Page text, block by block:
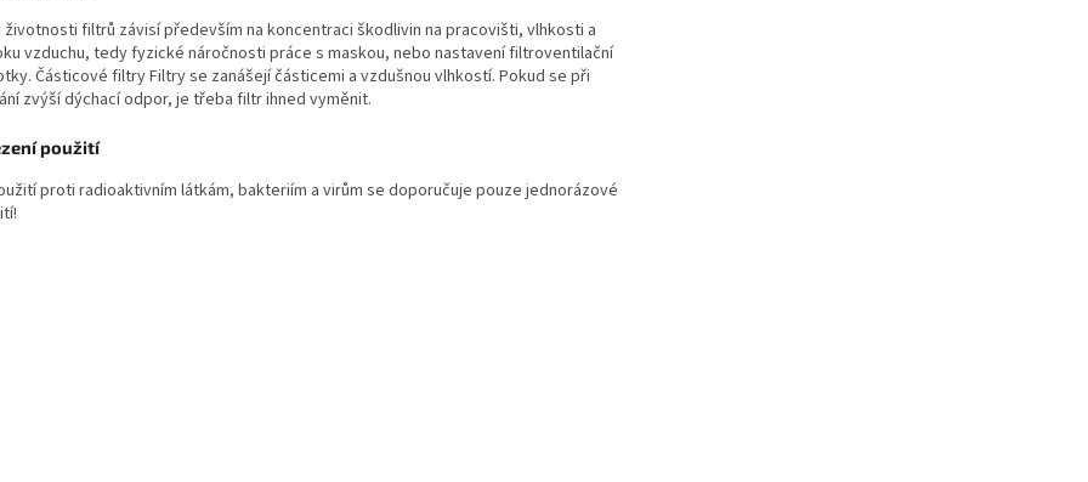
životnosti filtrů závisí především na koncentraci škodlivin na pracovišti, vlhkosti a
vzduchu, tedy fyzické náročnosti práce s maskou, nebo nastavení filtroventilační
Částicové filtry Filtry se zanášejí částicemi a vzdušnou vlhkostí. Pokud se při
zvýší dýchací odpor, je třeba filtr ihned vyměnit.
použití
proti radioaktivním látkám, bakteriím a virům se doporučuje pouze jednorázové